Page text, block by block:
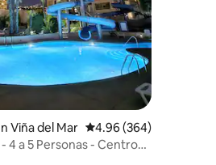
Viña del Mar Calificación promedio:
4.96 (364)
4 a 5 Personas - Centro